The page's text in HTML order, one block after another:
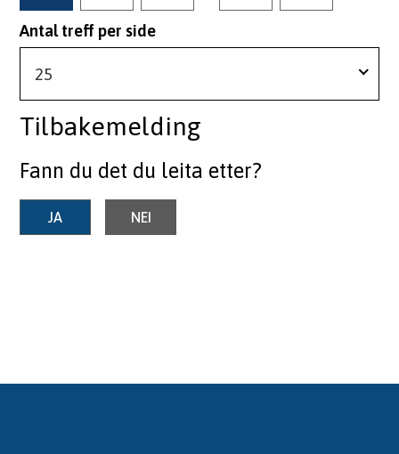
Antal treff per side
25
Tilbakemelding
Fann du det du leita etter?
JA NEI